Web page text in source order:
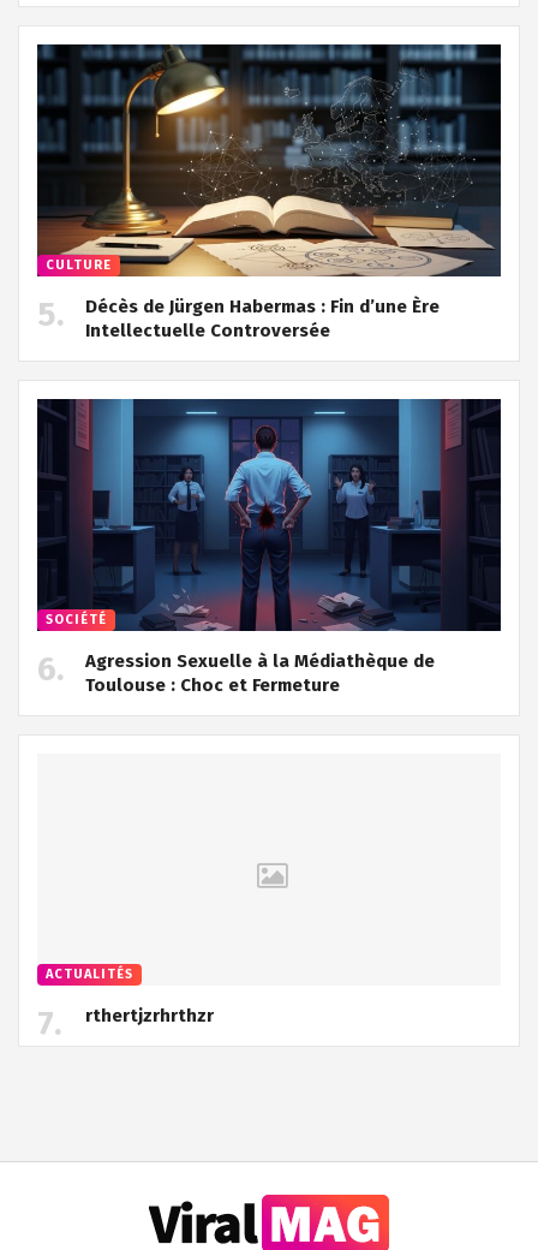
CULTURE
Décès de Jürgen Habermas : Fin d’une Ère
Intellectuelle Controversée
SOCIÉTÉ
Agression Sexuelle à la Médiathèque de
Toulouse : Choc et Fermeture
ACTUALITÉS
rthertjzrhrthzr